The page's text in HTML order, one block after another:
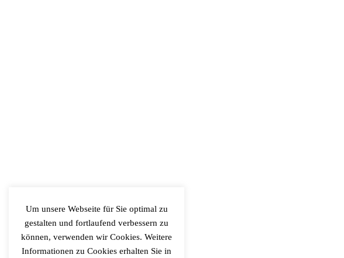
Um unsere Webseite für Sie optimal zu
gestalten und fortlaufend verbessern zu
können, verwenden wir Cookies. Weitere
Informationen zu Cookies erhalten Sie in